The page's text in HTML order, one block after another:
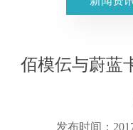
佰模伝与蔚蓝
发布时间：